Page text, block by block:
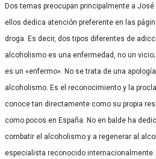
Dos temas preocupan principalmente a José
ellos dedica atención preferente en las
droga. Es decir, dos tipos diferentes de
alcoholismo es una enfermedad, no un
es un «enfermo». No se trata de una
alcoholismo. Es el reconocimiento y la
conoce tan directamente como su propia
como pocos en España. No en balde ha
combatir el alcoholismo y a regenerar al
especialista reconocido internacionalmente.